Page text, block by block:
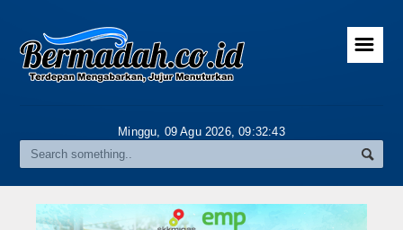
Home
Gallery
Riau
Daerah
☰
Minggu, 09 Agu 2026,09:32:44